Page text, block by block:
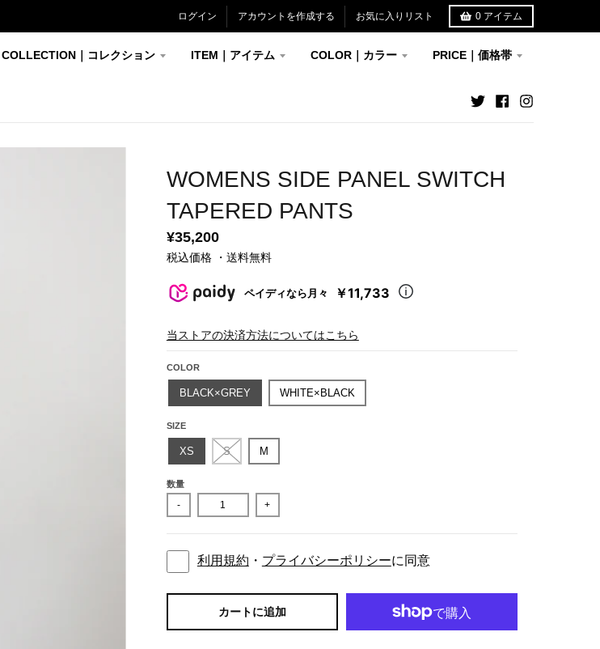
ログイン アカウントを作成する お気に入りリスト 0 アイテム
COLLECTION｜コレクション ITEM｜アイテム COLOR｜カラー PRICE｜価格帯
WOMENS SIDE PANEL SWITCH
TAPERED PANTS
¥35,200
税込価格 ・送料無料
ペイディなら月々 ￥11,733
当ストアの決済方法についてはこちら
COLOR
BLACK×GREY WHITE×BLACK
SIZE
XS S M
数量
- +
利用規約 ・ プライバシーポリシーに同意
カートに追加